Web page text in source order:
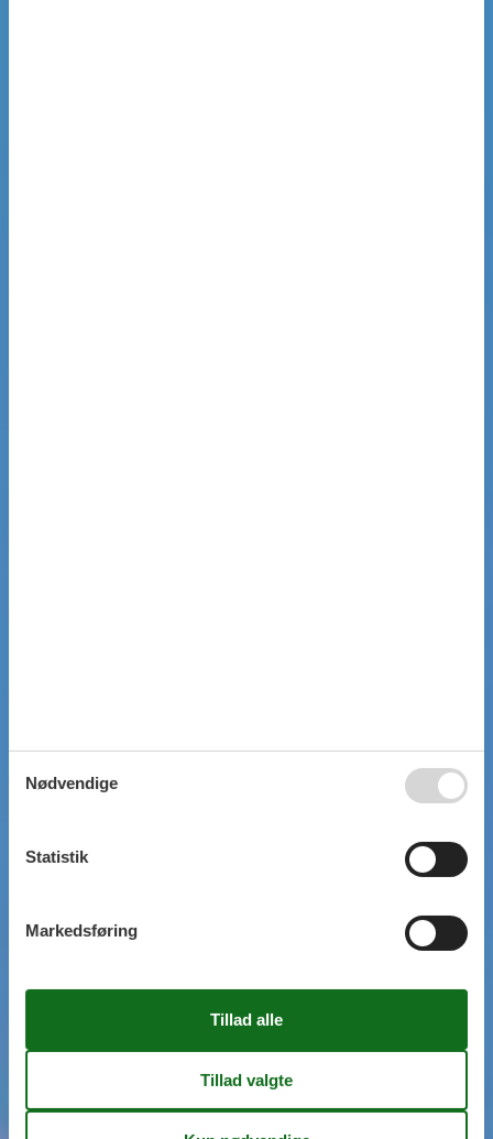
Nødvendige
Statistik
Markedsføring